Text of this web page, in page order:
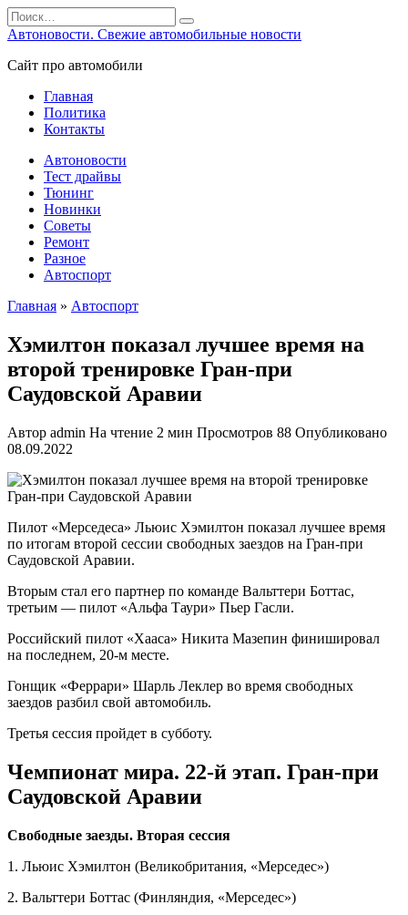
Перейти
к
Search
for:
Автоновости. Свежие автомобильные новости
Сайт про автомобили
Главная
Политика
Контакты
Автоновости
Тест драйвы
Тюнинг
Новинки
Советы
Ремонт
Разное
Автоспорт
Главная » Автоспорт
Хэмилтон показал лучшее время на
второй тренировке Гран-при
Саудовской Аравии
Автор admin На чтение 2 мин Просмотров 88 Опубликовано
08.09.2022
Пилот «Мерседеса» Льюис Хэмилтон показал лучшее время
по итогам второй сессии свободных заездов на Гран-при
Саудовской Аравии.
Вторым стал его партнер по команде Вальттери Боттас,
третьим — пилот «Альфа Таури» Пьер Гасли.
Российский пилот «Хааса» Никита Мазепин финишировал
на последнем, 20-м месте.
Гонщик «Феррари» Шарль Леклер во время свободных
заездов разбил свой автомобиль.
Третья сессия пройдет в субботу.
Чемпионат мира. 22-й этап. Гран-при
Саудовской Аравии
Свободные заезды. Вторая сессия
1. Льюис Хэмилтон (Великобритания, «Мерседес»)
2. Вальттери Боттас (Финляндия, «Мерседес»)